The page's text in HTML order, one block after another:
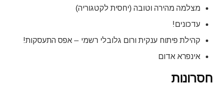
מצלמה מהירה וטובה (יחסית לקטגוריה)
עדכונים!
קהילת פיתוח ענקית ורום גלובלי רשמי – אפס התעסקות!
אינפרא אדום
חסרונות